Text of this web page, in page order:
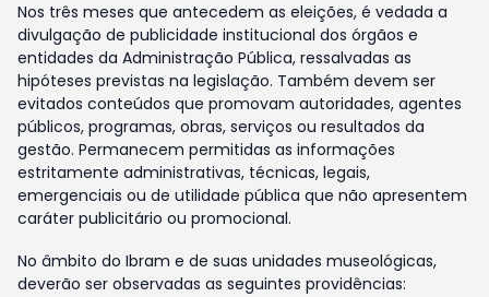
Nos três meses que antecedem as eleições, é vedada a
divulgação de publicidade institucional dos órgãos e
entidades da Administração Pública, ressalvadas as
hipóteses previstas na legislação. Também devem ser
evitados conteúdos que promovam autoridades, agentes
públicos, programas, obras, serviços ou resultados da
gestão. Permanecem permitidas as informações
estritamente administrativas, técnicas, legais,
emergenciais ou de utilidade pública que não apresentem
caráter publicitário ou promocional.
No âmbito do Ibram e de suas unidades museológicas,
deverão ser observadas as seguintes providências: